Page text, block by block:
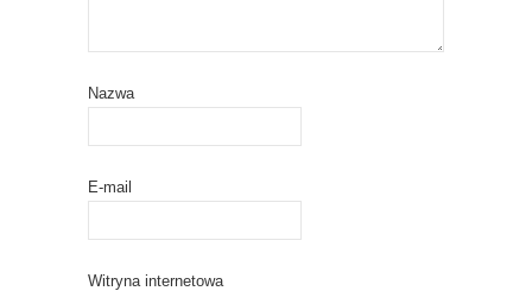
Nazwa
E-mail
Witryna internetowa